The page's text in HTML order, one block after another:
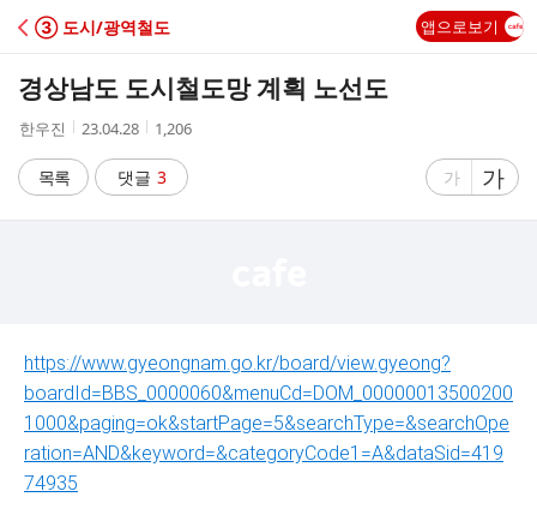
C
A
③ 도시/광역철도 앱으로보기
경상남도 도시철도망 계획 노선도
작
자
한우진
작
시
간
23.04.28
조
수
1,206
목록 댓글 3
글
게
가
글
자
가
https://www.gyeongnam.go.kr/board/view.gyeong?
boardId=BBS_0000060&menuCd=DOM_00000013500200
1000&paging=ok&startPage=5&searchType=&searchOpe
ration=AND&keyword=&categoryCode1=A&dataSid=419
74935